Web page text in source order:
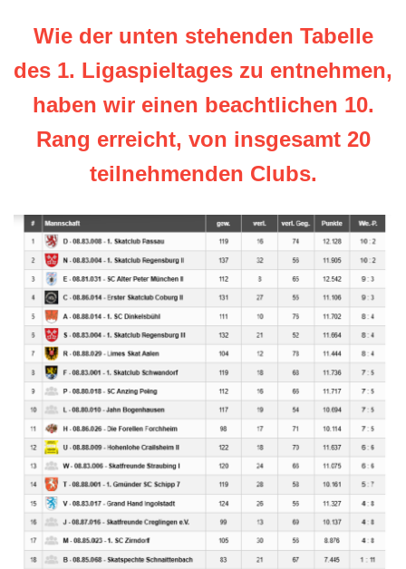
Wie der unten stehenden Tabelle
des 1. Ligaspieltages zu entnehmen,
haben wir einen beachtlichen 10.
Rang erreicht, von insgesamt 20
teilnehmenden Clubs.